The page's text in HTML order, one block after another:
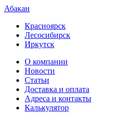
Абакан
Красноярск
Лесосибирск
Иркутск
О компании
Новости
Статьи
Доставка и оплата
Адреса и контакты
Калькулятор